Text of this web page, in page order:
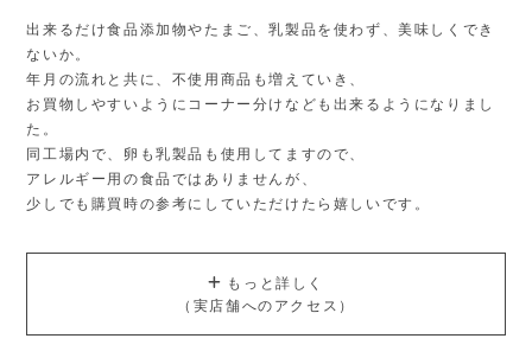
出来るだけ食品添加物やたまご、乳製品を使わず、美味しくでき
ないか。
年月の流れと共に、不使用商品も増えていき、
お買物しやすいようにコーナー分けなども出来るようになりまし
た。
同工場内で、卵も乳製品も使用してますので、
アレルギー用の食品ではありませんが、
少しでも購買時の参考にしていただけたら嬉しいです。
もっと詳しく
（実店舗へのアクセス）